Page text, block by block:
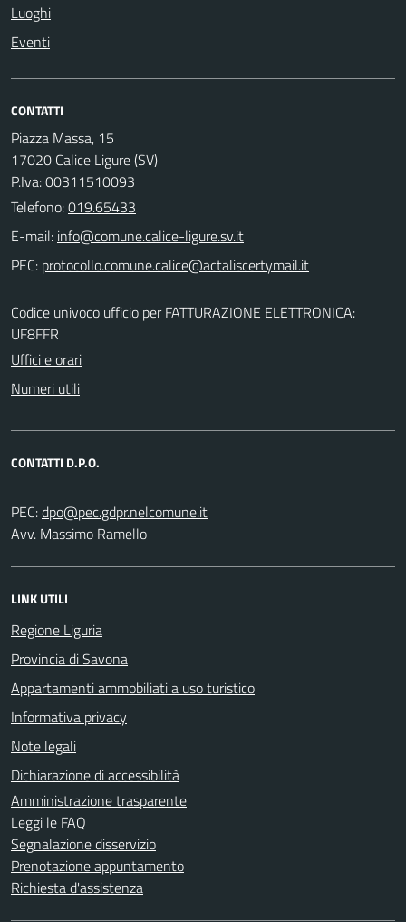
Luoghi
Eventi
CONTATTI
Piazza Massa, 15
17020 Calice Ligure (SV)
P.Iva: 00311510093
Telefono:019.65433
E-mail:
PEC:
Codice univoco ufficio per FATTURAZIONE ELETTRONICA:
UF8FFR
Uffici e orari
Numeri utili
CONTATTI D.P.O.
PEC:
Avv. Massimo Ramello
LINK UTILI
Regione Liguria
Provincia di Savona
Appartamenti ammobiliati a uso turistico
Informativa privacy
Note legali
Dichiarazione di accessibilità
Amministrazione trasparente
Leggi le FAQ
Segnalazione disservizio
Prenotazione appuntamento
Richiesta d'assistenza